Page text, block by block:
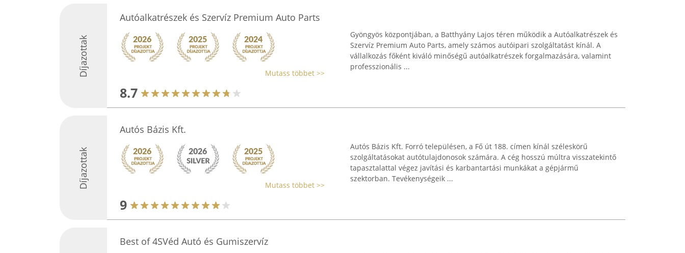
Díjazottak
Autóalkatrészek és Szervíz Premium Auto Parts
Mutass többet >>
8.7
Gyöngyös központjában, a Batthyány Lajos téren működik a Autóalkatrészek és
Szervíz Premium Auto Parts, amely számos autóipari szolgáltatást kínál. A
vállalkozás főként kiváló minőségű autóalkatrészek forgalmazására, valamint
professzionális ...
Díjazottak
Autós Bázis Kft.
Mutass többet >>
9
Autós Bázis Kft. Forró településen, a Fő út 188. címen kínál széleskörű
szolgáltatásokat autótulajdonosok számára. A cég hosszú múltra visszatekintő
tapasztalattal végez javítási és karbantartási munkákat a gépjármű
szektorban. Tevékenységeik ...
Best of 4SVéd Autó és Gumiszervíz